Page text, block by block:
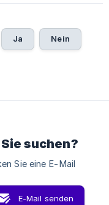
Ja Nein
suchen?
Sie eine E-Mail
E-Mail senden